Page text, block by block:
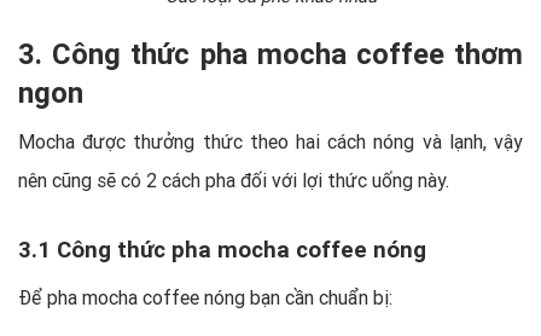
3. Công thức pha mocha coffee thơm
ngon
Mocha được thưởng thức theo hai cách nóng và lạnh, vậy
nên cũng sẽ có 2 cách pha đối với lợi thức uống này.
3.1 Công thức pha mocha coffee nóng
Để pha mocha coffee nóng bạn cần chuẩn bị: